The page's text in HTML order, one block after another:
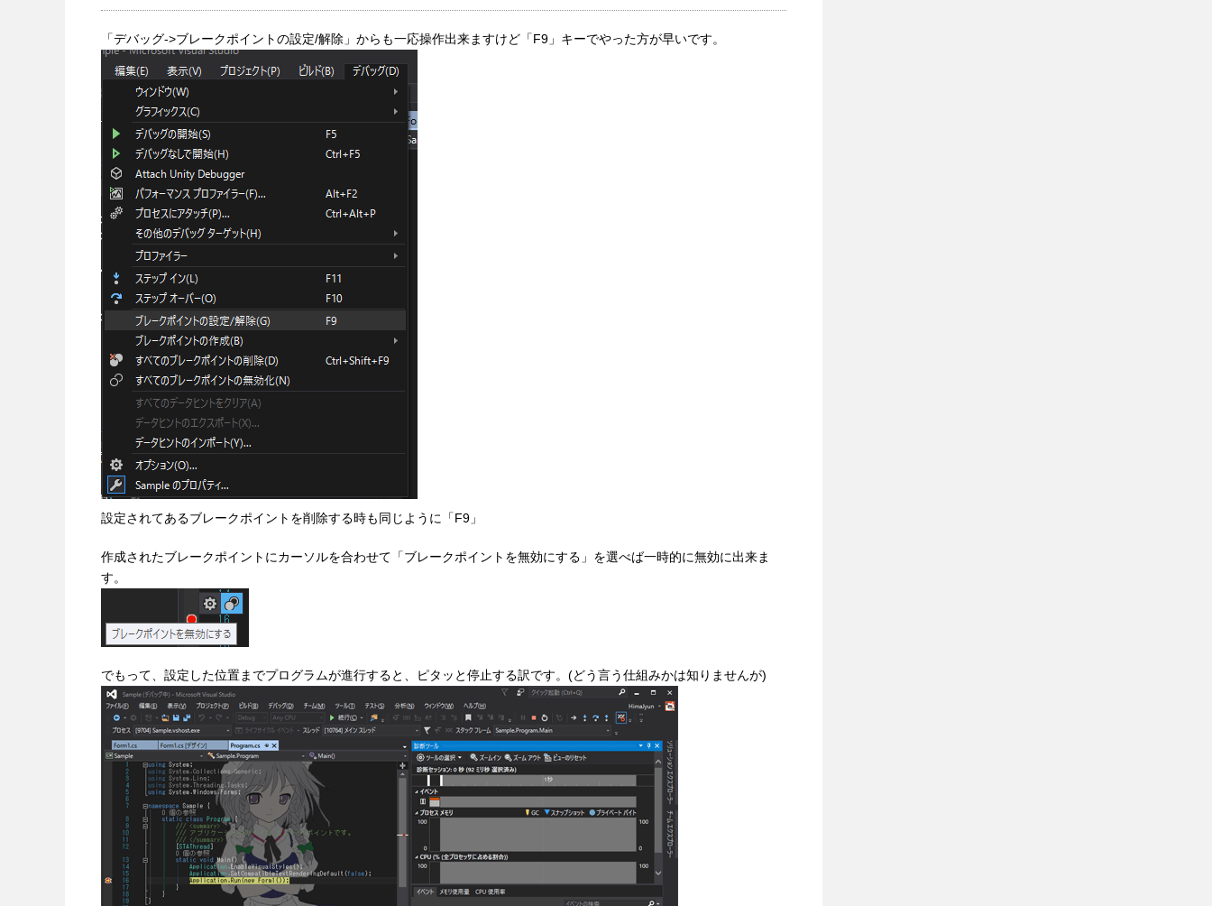
「デバッグ->ブレークポイントの設定/解除」からも一応操作出来ますけど「F9」キーでやった方が早いです。
設定されてあるブレークポイントを削除する時も同じように「F9」
作成されたブレークポイントにカーソルを合わせて「ブレークポイントを無効にする」を選べば一時的に無効に出来ま
す。
でもって、設定した位置までプログラムが進行すると、ピタッと停止する訳です。(どう言う仕組みかは知りませんが)